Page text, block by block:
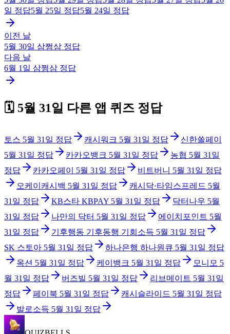
일 정답5월 25일 정답5월 24일 정답
이전 날
5월 30일 삼쩜삼 정답
다음 날
6월 1일 삼쩜삼 정답
🗓️ 5월 31일 다른 앱 퀴즈 정답
토스 5월 31일 정답 캐시워크 5월 31일 정답
신한쏠페이
5월 31일 정답 카카오뱅크 5월 31일 정답 농협 5월 31일
정답
카카오페이 5월 31일 정답 비트버니 5월 31일 정답
오케이캐시백 5월 31일 정답 캐시닥·타임스프레드 5월
31일 정답 KB스타 KBPAY 5월 31일 정답 닥터나우 5월
31일 정답 나만의 닥터 5월 31일 정답 에이치포인트 5월
31일 정답 기후행동 기후동행 기회소득 5월 31일 정답
SK 스토아 5월 31일 정답 하나은행 하나원큐 5월 31일 정답
옥션 5월 31일 정답 케이뱅크 5월 31일 정답 모니모 5
월 31일 정답 버즈빌 5월 31일 정답 리브메이트 5월 31일
정답
페이북 5월 31일 정답 캐시슬라이드 5월 31일 정답
발로소득 5월 31일 정답